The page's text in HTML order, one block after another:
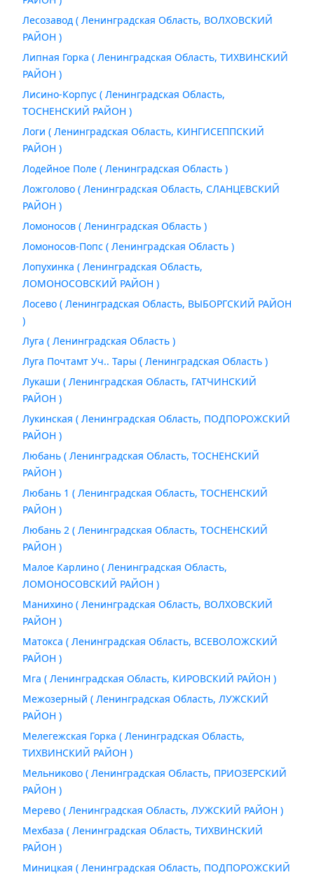
Лесозавод ( Ленинградская Область, ВОЛХОВСКИЙ
РАЙОН )
Липная Горка ( Ленинградская Область, ТИХВИНСКИЙ
РАЙОН )
Лисино-Корпус ( Ленинградская Область,
ТОСНЕНСКИЙ РАЙОН )
Логи ( Ленинградская Область, КИНГИСЕППСКИЙ
РАЙОН )
Лодейное Поле ( Ленинградская Область )
Ложголово ( Ленинградская Область, СЛАНЦЕВСКИЙ
РАЙОН )
Ломоносов ( Ленинградская Область )
Ломоносов-Попс ( Ленинградская Область )
Лопухинка ( Ленинградская Область,
ЛОМОНОСОВСКИЙ РАЙОН )
Лосево ( Ленинградская Область, ВЫБОРГСКИЙ РАЙОН
)
Луга ( Ленинградская Область )
Луга Почтамт Уч.. Тары ( Ленинградская Область )
Лукаши ( Ленинградская Область, ГАТЧИНСКИЙ
РАЙОН )
Лукинская ( Ленинградская Область, ПОДПОРОЖСКИЙ
РАЙОН )
Любань ( Ленинградская Область, ТОСНЕНСКИЙ
РАЙОН )
Любань 1 ( Ленинградская Область, ТОСНЕНСКИЙ
РАЙОН )
Любань 2 ( Ленинградская Область, ТОСНЕНСКИЙ
РАЙОН )
Малое Карлино ( Ленинградская Область,
ЛОМОНОСОВСКИЙ РАЙОН )
Манихино ( Ленинградская Область, ВОЛХОВСКИЙ
РАЙОН )
Матокса ( Ленинградская Область, ВСЕВОЛОЖСКИЙ
РАЙОН )
Мга ( Ленинградская Область, КИРОВСКИЙ РАЙОН )
Межозерный ( Ленинградская Область, ЛУЖСКИЙ
РАЙОН )
Мелегежская Горка ( Ленинградская Область,
ТИХВИНСКИЙ РАЙОН )
Мельниково ( Ленинградская Область, ПРИОЗЕРСКИЙ
РАЙОН )
Мерево ( Ленинградская Область, ЛУЖСКИЙ РАЙОН )
Мехбаза ( Ленинградская Область, ТИХВИНСКИЙ
РАЙОН )
Миницкая ( Ленинградская Область, ПОДПОРОЖСКИЙ